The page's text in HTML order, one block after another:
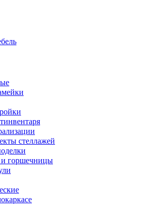
стеллажей
горшечницы